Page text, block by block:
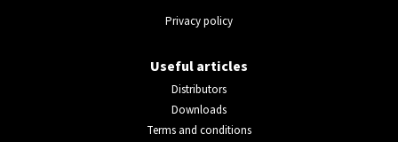
Privacy policy
Useful articles
Distributors
Downloads
Terms and conditions